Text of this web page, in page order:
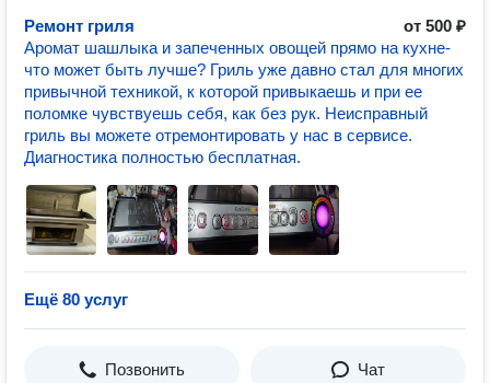
Ремонт гриля
от 500 ₽
Аромат шашлыка и запеченных овощей прямо на кухне-
что может быть лучше? Гриль уже давно стал для многих
привычной техникой, к которой привыкаешь и при ее
поломке чувствуешь себя, как без рук. Неисправный
гриль вы можете отремонтировать у нас в сервисе.
Диагностика полностью бесплатная.
Ещё 80 услуг
Позвонить Чат